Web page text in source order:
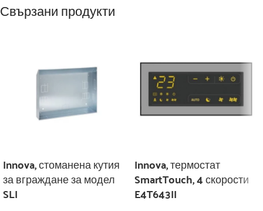
Свързани продукти
Innova, стоманена кутия
за вграждане за модел
SLI
Innova, термостат
SmartTouch, 4 скорости
E4T643II